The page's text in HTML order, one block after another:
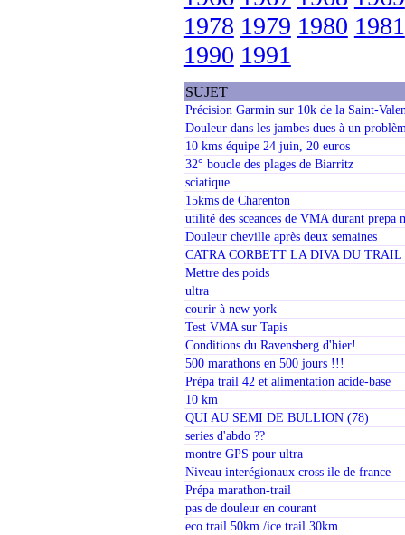
1978 1979 1980 1981
1990 1991
SUJET
Précision Garmin sur 10k de la Saint-
Douleur dans les jambes dues à un
10 kms équipe 24 juin, 20 euros
32° boucle des plages de Biarritz
sciatique
15kms de Charenton
utilité des sceances de VMA durant prepa
Douleur cheville après deux semaines
CATRA CORBETT LA DIVA DU TRAIL
Mettre des poids
ultra
courir à new york
Test VMA sur Tapis
Conditions du Ravensberg d'hier!
500 marathons en 500 jours !!!
Prépa trail 42 et alimentation acide-base
10 km
QUI AU SEMI DE BULLION (78)
series d'abdo ??
montre GPS pour ultra
Niveau interégionaux cross ile de france
Prépa marathon-trail
pas de douleur en courant
eco trail 50km /ice trail 30km